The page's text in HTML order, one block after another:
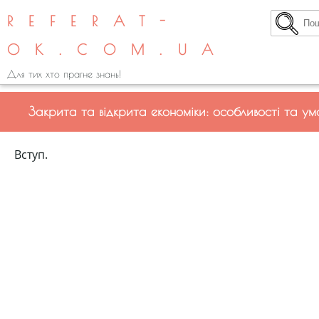
REFERAT-
OK.COM.UA
Для тих хто прагне знань!
Закрита та відкрита економіки: особливості та
Вступ.